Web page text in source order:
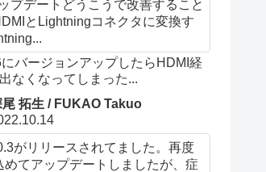
プデートどうこうで改善すること
とLightningコネクタに変換す
バージョンアップしたらHDMI経
なくなってしまった...
尾 拓生 / FUKAO Takuo
がリリースされてました。再度
めてアップデートしましたが、症